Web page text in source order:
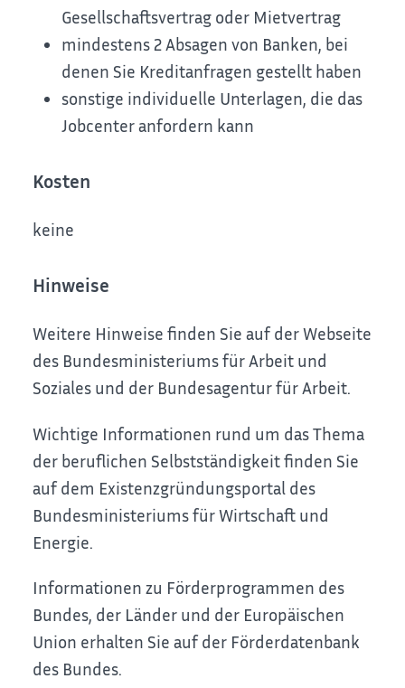
Gesellschaftsvertrag oder Mietvertrag
mindestens 2 Absagen von Banken, bei
denen Sie Kreditanfragen gestellt haben
sonstige individuelle Unterlagen, die das
Jobcenter anfordern kann
Kosten
keine
Hinweise
Weitere Hinweise finden Sie auf der Webseite
des Bundesministeriums für Arbeit und
Soziales und der Bundesagentur für Arbeit.
Wichtige Informationen rund um das Thema
der beruflichen Selbstständigkeit finden Sie
auf dem Existenzgründungsportal des
Bundesministeriums für Wirtschaft und
Energie.
Informationen zu Förderprogrammen des
Bundes, der Länder und der Europäischen
Union erhalten Sie auf der Förderdatenbank
des Bundes.